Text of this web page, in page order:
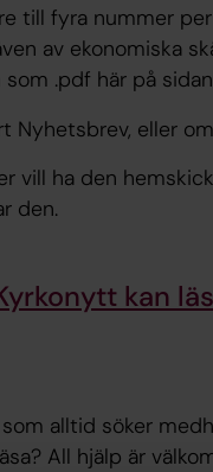
till fyra nummer per
av ekonomiska
.pdf här på
Nyhetsbrev, eller
vill ha den
den.
kan
alltid söker
All hjälp är